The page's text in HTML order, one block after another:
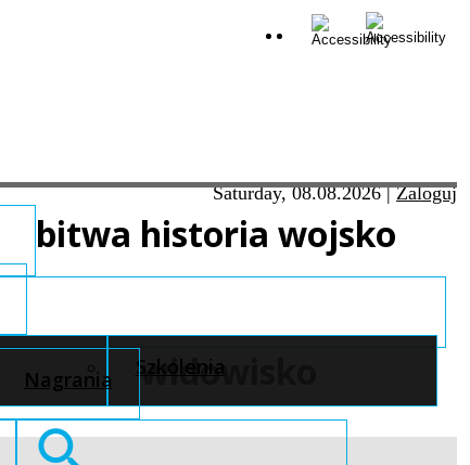
Saturday, 08.08.2026|Zaloguj
Szkolenia
Nagrania
bitwa historia wojsko
widowisko